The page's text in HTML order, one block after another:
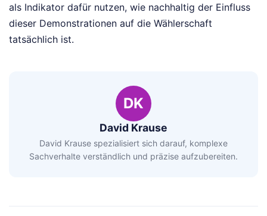
als Indikator dafür nutzen, wie nachhaltig der Einfluss
dieser Demonstrationen auf die Wählerschaft
tatsächlich ist.
DK
David Krause
David Krause spezialisiert sich darauf, komplexe
Sachverhalte verständlich und präzise aufzubereiten.